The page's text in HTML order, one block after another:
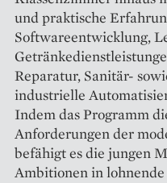
und praktische
Softwareentwicklung,
Reparatur, Sanitär-
industrielle
Indem das Programm
Anforderungen der
befähigt es die jungen
Ambitionen in